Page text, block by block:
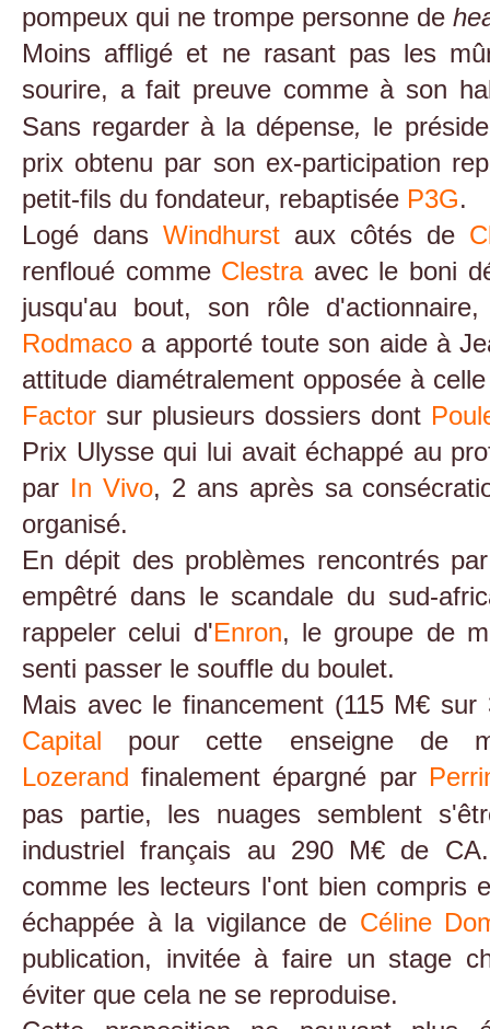
pompeux qui ne trompe personne de
Moins affligé et ne rasant pas les
sourire, a fait preuve comme à son
Sans regarder à la dépense, le
prix obtenu par son ex-participation
petit-fils du fondateur, rebaptisée P3G.
Logé dans Windhurstaux côtés de
renfloué comme Clestraavec le boni
jusqu'au bout, son rôle
Rodmaco a apporté toute son aide à
attitude diamétralement opposée à
Factor sur plusieurs dossiers dont
Prix Ulysse qui lui avait échappé au
par In Vivo, 2 ans après sa
organisé.
En dépit des problèmes rencontrés
empêtré dans le scandale du sud-
rappeler celui d'Enron, le groupe de
senti passer le souffle du boulet.
Mais avec le financement (115 M€
Capital pour cette enseigne de
Lozerand finalement épargné par
pas partie, les nuages semblent
industriel français au 290 M€ de
comme les lecteurs l'ont bien compris
échappée à la vigilance de Céline
publication, invitée à faire un stage
éviter que cela ne se reproduise.